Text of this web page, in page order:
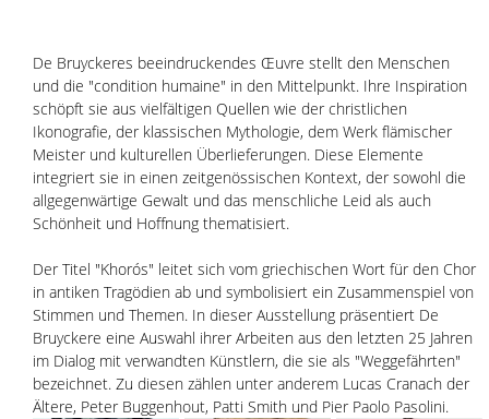
De Bruyckeres beeindruckendes Œuvre stellt den Menschen
und die "condition humaine" in den Mittelpunkt. Ihre Inspiration
schöpft sie aus vielfältigen Quellen wie der christlichen
Ikonografie, der klassischen Mythologie, dem Werk flämischer
Meister und kulturellen Überlieferungen. Diese Elemente
integriert sie in einen zeitgenössischen Kontext, der sowohl die
allgegenwärtige Gewalt und das menschliche Leid als auch
Schönheit und Hoffnung thematisiert.
Der Titel "Khorós" leitet sich vom griechischen Wort für den Chor
in antiken Tragödien ab und symbolisiert ein Zusammenspiel von
Stimmen und Themen. In dieser Ausstellung präsentiert De
Bruyckere eine Auswahl ihrer Arbeiten aus den letzten 25 Jahren
im Dialog mit verwandten Künstlern, die sie als "Weggefährten"
bezeichnet. Zu diesen zählen unter anderem Lucas Cranach der
Ältere, Peter Buggenhout, Patti Smith und Pier Paolo Pasolini.